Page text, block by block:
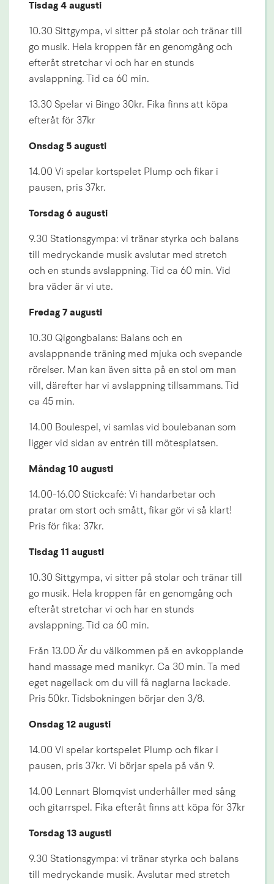
Tisdag 4 augusti
10.30 Sittgympa, vi sitter på stolar och tränar till
go musik. Hela kroppen får en genomgång och
efteråt stretchar vi och har en stunds
avslappning. Tid ca 60 min.
13.30 Spelar vi Bingo 30kr. Fika finns att köpa
efteråt för 37kr
Onsdag 5 augusti
14.00 Vi spelar kortspelet Plump och fikar i
pausen, pris 37kr.
Torsdag 6 augusti
9.30 Stationsgympa: vi tränar styrka och balans
till medryckande musik avslutar med stretch
och en stunds avslappning. Tid ca 60 min. Vid
bra väder är vi ute.
Fredag 7 augusti
10.30 Qigongbalans: Balans och en
avslappnande träning med mjuka och svepande
rörelser. Man kan även sitta på en stol om man
vill, därefter har vi avslappning tillsammans. Tid
ca 45 min.
14.00 Boulespel, vi samlas vid boulebanan som
ligger vid sidan av entrén till mötesplatsen.
Måndag 10 augusti
14.00-16.00 Stickcafé: Vi handarbetar och
pratar om stort och smått, fikar gör vi så klart!
Pris för fika: 37kr.
Tisdag 11 augusti
10.30 Sittgympa, vi sitter på stolar och tränar till
go musik. Hela kroppen får en genomgång och
efteråt stretchar vi och har en stunds
avslappning. Tid ca 60 min.
Från 13.00 Är du välkommen på en avkopplande
hand massage med manikyr. Ca 30 min. Ta med
eget nagellack om du vill få naglarna lackade.
Pris 50kr. Tidsbokningen börjar den 3/8.
Onsdag 12 augusti
14.00 Vi spelar kortspelet Plump och fikar i
pausen, pris 37kr. Vi börjar spela på vån 9.
14.00 Lennart Blomqvist underhåller med sång
och gitarrspel. Fika efteråt finns att köpa för 37kr
Torsdag 13 augusti
9.30 Stationsgympa: vi tränar styrka och balans
till medryckande musik. Avslutar med stretch